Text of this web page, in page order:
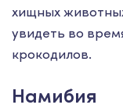
хищных
увидеть во
крокодилов.
Намибия